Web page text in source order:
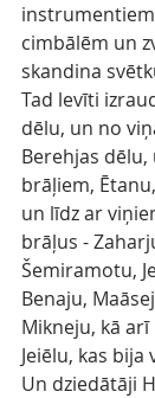
cimbālēm un
skandina
Tad levīti
dēlu, un no
Berehjas
brāļiem,
un līdz ar
brāļus -
Šemiramotu,
Benaju,
Mikneju, kā
Jeiēlu, kas bija
Un dziedātāji